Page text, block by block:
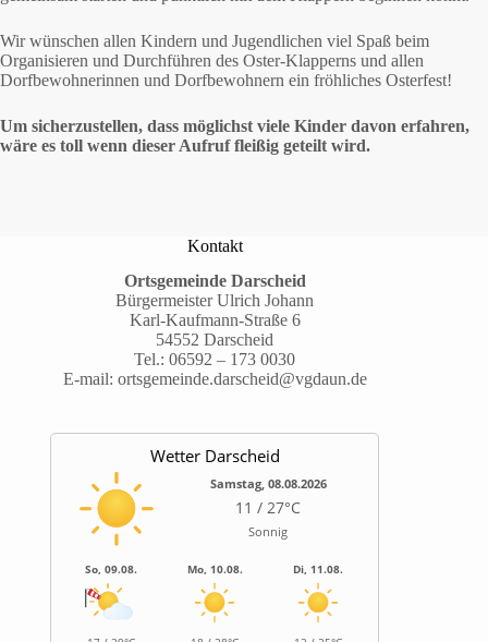
Wir wünschen allen Kindern und Jugendlichen viel Spaß beim
Organisieren und Durchführen des Oster-Klapperns und allen
Dorfbewohnerinnen und Dorfbewohnern ein fröhliches Osterfest!
Um sicherzustellen, dass möglichst viele Kinder davon erfahren,
wäre es toll wenn dieser Aufruf fleißig geteilt wird.
Kontakt
Ortsgemeinde Darscheid
Bürgermeister Ulrich Johann
Karl-Kaufmann-Straße 6
54552 Darscheid
Tel.:06592 – 173 0030
E-mail: ortsgemeinde.darscheid@vgdaun.de
Wetter Darscheid
Samstag, 08.08.2026
11 / 27°C
Sonnig
So, 09.08. Mo, 10.08. Di, 11.08.